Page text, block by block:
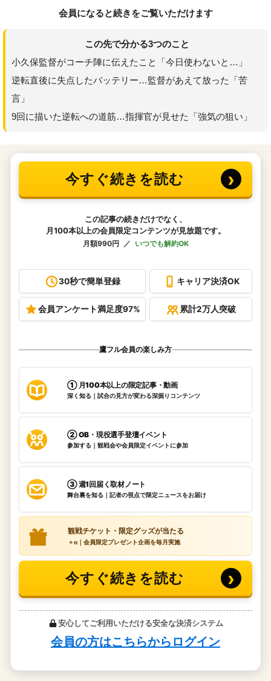
会員になると続きをご覧いただけます
この先で分かる3つのこと
小久保監督がコーチ陣に伝えたこと「今日使わないと…」
逆転直後に失点したバッテリー…監督があえて放った「苦
言」
9回に描いた逆転への道筋…指揮官が見せた「強気の狙い」